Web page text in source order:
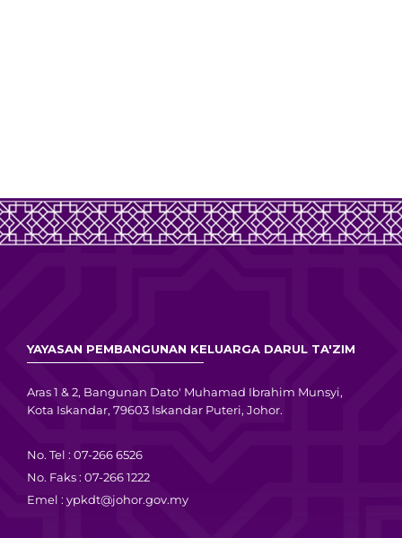
YAYASAN PEMBANGUNAN KELUARGA DARUL TA'ZIM
Aras 1 & 2, Bangunan Dato' Muhamad Ibrahim Munsyi,
Kota Iskandar, 79603 Iskandar Puteri, Johor.
No. Tel : 07-266 6526
No. Faks : 07-266 1222
Emel : ypkdt@johor.gov.my